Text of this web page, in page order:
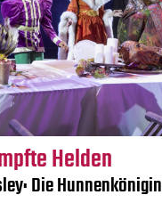
Helden
Die Hunnenkönigin